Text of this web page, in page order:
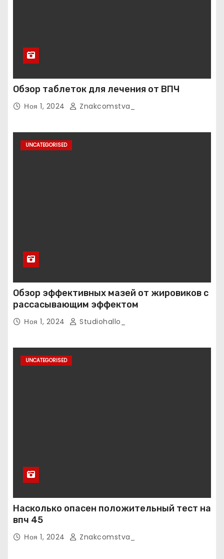
Обзор таблеток для лечения от ВПЧ
Ноя 1, 2024 Znakcomstva_
UNCATEGORISED
Обзор эффективных мазей от жировиков с
рассасывающим эффектом
Ноя 1, 2024 Studiohallo_
UNCATEGORISED
Насколько опасен положительный тест на
впч 45
Ноя 1, 2024 Znakcomstva_